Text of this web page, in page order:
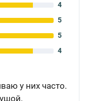
4
5
5
4
у них часто.